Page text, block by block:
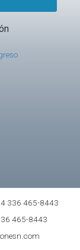
336 465-8443
465-8443